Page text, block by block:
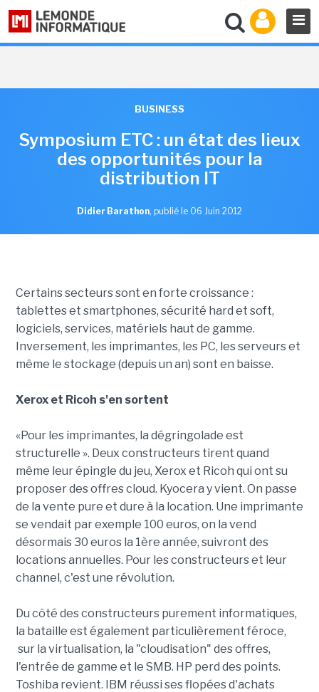
BUSINESS
Symposium ETC : un état des lieux
des opportunités pour la
distribution IT
Didier Barathon, publié le 06 Juin 2012
Certains secteurs sont en forte croissance :
tablettes et smartphones, sécurité hard et soft,
logiciels, services, matériels haut de gamme.
Inversement, les imprimantes, les PC, les serveurs et
même le stockage (depuis un an) sont en baisse.
Xerox et Ricoh s'en sortent
«Pour les imprimantes, la dégringolade est
structurelle ». Deux constructeurs tirent quand
même leur épingle du jeu, Xerox et Ricoh qui ont su
proposer des offres cloud. Kyocera y vient. On passe
de la vente pure et dure à la location. Une imprimante
se vendait par exemple 100 euros, on la vend
désormais 30 euros la 1ère année, suivront des
locations annuelles. Pour les constructeurs et leur
channel, c'est une révolution.
Du côté des constructeurs purement informatiques,
la bataille est également particulièrement féroce,
sur la virtualisation, la "cloudisation" des offres,
l'entrée de gamme et le SMB. HP perd des points.
Toshiba revient. IBM réussi ses flopées d'achats